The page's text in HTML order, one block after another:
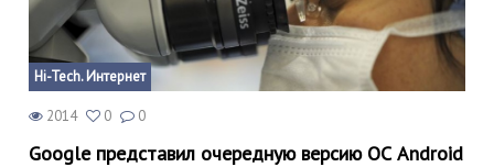
Hi-Tech. Интернет
2014 0 0
Google представил очередную версию ОС Android